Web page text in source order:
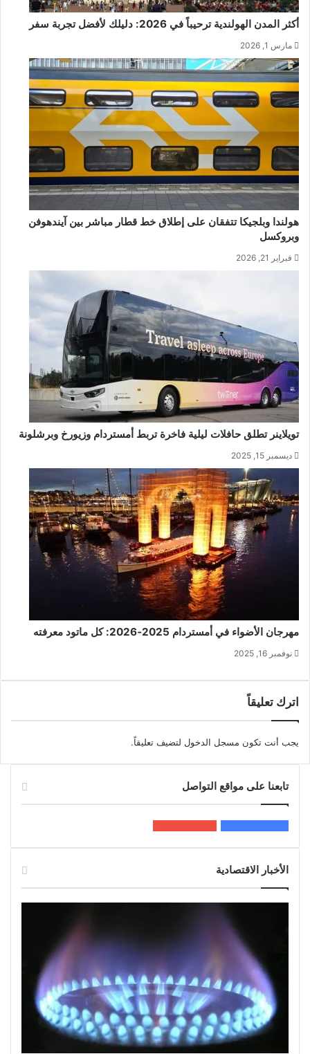
أكثر المدن الهولندية ترحيباً في 2026: دليلك لأفضل تجربة سفر
مارس 1, 2026
هولندا وبلجيكا تتفقان على إطلاق خط قطار مباشر بين آيندهوفن
وبروكسل
فبراير 21, 2026
تويلاینر تطلق حافلات ليلية فاخرة تربط أمستردام وزيورخ وبرشلونة
ديسمبر 15, 2025
مهرجان الأضواء في أمستردام 2025‑2026: كل ماتود معرفته
نوفمبر 16, 2025
اترك تعليقاً
يجب أنت تكون مسجل الدخول لتضيف تعليقاً.
تابعنا على مواقع التواصل
الأخبار الاقتصادية